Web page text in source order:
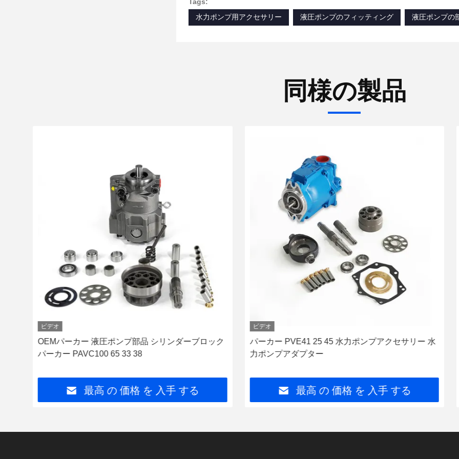
水力ポンプ用アクセサリー
液圧ポンプのフィッティング 液圧ポンプの
同様の製品
ビデオ
OEMパーカー 液圧ポンプ部品 シリンダーブロック
パーカー PAVC100 65 33 38
最高 の 価格 を 入手 する
ビデオ
パーカー PVE41 25 45 水力ポンプアクセサリー 水
力ポンプアダプター
最高 の 価格 を 入手 する